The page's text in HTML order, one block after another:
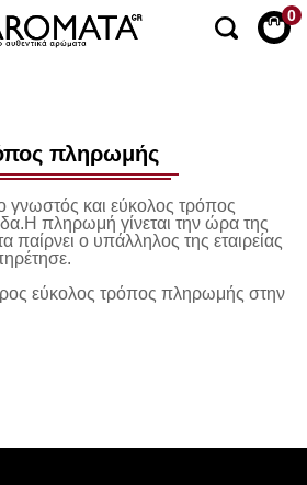
0
πληρωμής
γνωστός και εύκολος τρόπος
πληρωμή γίνεται την ώρα της
ο υπάλληλος της εταιρείας
εύκολος τρόπος πληρωμής στην